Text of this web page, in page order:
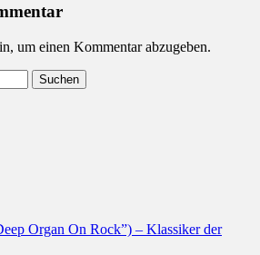
um einen Kommentar abzugeben.
Organ On Rock”) – Klassiker der